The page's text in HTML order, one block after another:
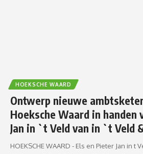
HOEKSCHE WAARD
Ontwerp nieuwe
Hoeksche Waard in handen
Jan in `t Veld van in `t Veld
HOEKSCHE WAARD - Els en Pieter Jan in t